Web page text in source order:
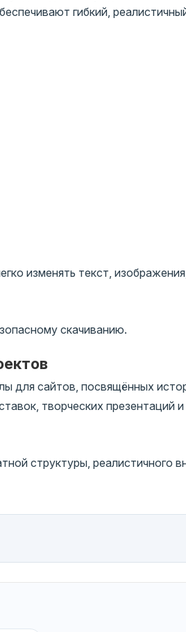
гибкий,
изменять текст,
скачиванию.
для сайтов, посвящённых
творческих презентаций и
структуры, реалистичного